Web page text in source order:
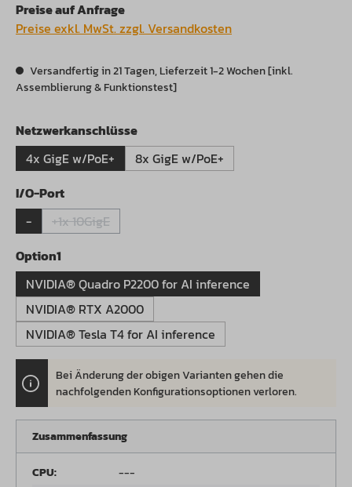
Preise auf Anfrage
Preise exkl. MwSt. zzgl. Versandkosten
Versandfertig in 21 Tagen, Lieferzeit 1-2 Wochen [inkl.
Assemblierung & Funktionstest]
Netzwerkanschlüsseauswählen
4x GigE w/PoE+
8x GigE w/PoE+
I/O-Portauswählen
-
+1x 10GigE(Diese Option ist zurzeit nicht verfügbar.)
Option1
NVIDIA® Quadro P2200 for AI inference
NVIDIA® RTX A2000
NVIDIA® Tesla T4 for AI inference
Bei Änderung der obigen Varianten gehen die
nachfolgenden Konfigurationsoptionen verloren.
Zusammenfassung
CPU:
---